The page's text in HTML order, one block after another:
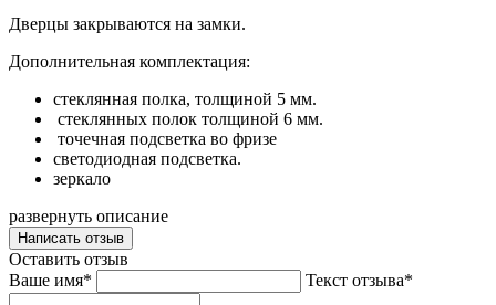
Дверцы закрываются на замки.
Дополнительная комплектация:
стеклянная полка, толщиной 5 мм.
стеклянных полок толщиной 6 мм.
точечная подсветка во фризе
светодиодная подсветка.
зеркало
развернуть описание
Написать отзыв
Оставить отзыв
Ваше имя*
Текст отзыва*